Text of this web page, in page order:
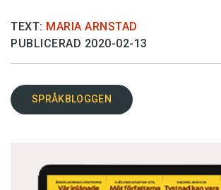
TEXT: MARIA ARNSTAD
PUBLICERAD 2020-02-13
SPRÅKBLOGGEN